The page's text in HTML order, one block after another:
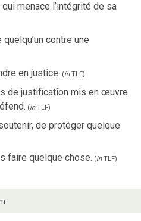
menace l’intégrité de sa
contre une
en justice. (inTLF)
de justification mis en œuvre
(inTLF)
de protéger quelque
faire quelque chose. (inTLF)